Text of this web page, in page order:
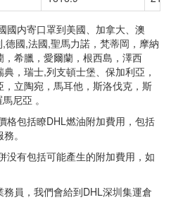
國内寄口罩到美國、加拿大、澳
國,法國,聖馬力諾，梵蒂岡，摩納
希臘，愛爾蘭，根西島，澤西
，瑞士,列支頓士堡、保加利亞，
立陶宛，馬耳他，斯洛伐克，斯
尼亞 。
格包括瞭DHL燃油附加費用，包括
。
没有包括可能產生的附加費用，如
員，我們會給到DHL深圳集運倉